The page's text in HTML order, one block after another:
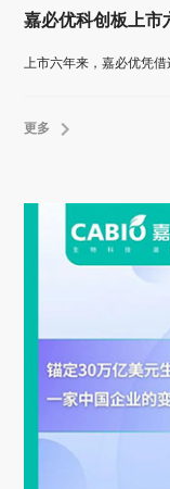
嘉必优科创板上市
更多